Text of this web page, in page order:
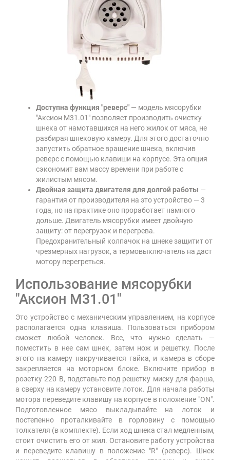
Доступна функция "реверс" — модель мясорубки
"Аксион М31.01" позволяет производить очистку
шнека от намотавшихся на него жилок от мяса, не
разбирая шнековую камеру. Для этого достаточно
запустить обратное вращение шнека, включив
реверс с помощью клавиши на корпусе. Эта опция
сэкономит вам массу времени при работе с
жилистым мясом.
Двойная защита двигателя для долгой работы —
гарантия от производителя на это устройство — 3
года, но на практике оно проработает намного
дольше. Двигатель мясорубки имеет двойную
защиту: от перегрузок и перегрева.
Предохранительный колпачок на шнеке защитит от
чрезмерных нагрузок, а термовыключатель на даст
мотору перегреться.
Использование мясорубки
"Аксион М31.01"
Это устройство с механическим управлением, на корпусе
располагается одна клавиша. Пользоваться прибором
сможет любой человек. Все, что нужно сделать —
поместить в нее сам шнек, затем нож и решетку. После
этого на камеру накручивается гайка, и камера в сборе
закрепляется на моторном блоке. Включите прибор в
розетку 220 В, подставьте под решетку миску для фарша,
а сверху на камеру установите лоток. Для начала работы
мотора переведите клавишу на корпусе в положение "ON".
Подготовленное мясо выкладывайте на лоток и
постепенно проталкивайте в горловину с помощью
толкателя (в комплекте). Если ход шнека стал медленным,
стоит очистить его от жил. Остановите работу устройства
и переведите клавишу в положение "R" (реверс). Шнек